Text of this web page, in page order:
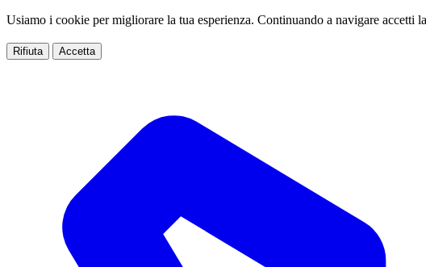
Usiamo i cookie per migliorare la tua esperienza. Continuando a navigare accetti
Rifiuta Accetta